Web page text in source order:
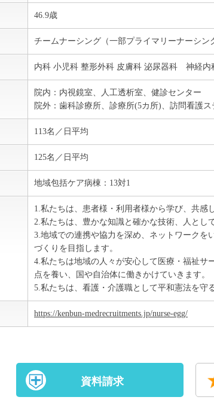
46.9歳
チームナーシング（一部プライマリーナーシン
内科 小児科 整形外科 皮膚科 泌尿器科 神経内
院内：内視鏡室、人工透析室、健診センター
院外：歯科診療所、診療所(5カ所)、訪問看護
113名／日平均
125名／日平均
地域包括ケア病棟：13対1
1.私たちは、患者様・利用者様から学び、共
2.私たちは、豊かな知識と確かな技術、人とし
3.地域での連携や協力を深め、ネットワークを
づくりを目指します。
4.私たちは地域の人々が安心して医療・福祉サ
点を養い、国や自治体に働きかけていきます。
5.私たちは、看護・介護職として平和憲法を守
https://kenbun-medrecruitments.jp/nurse-egg/
資料請求